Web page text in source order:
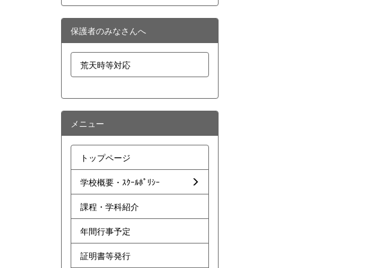
保護者のみなさんへ
荒天時等対応
メニュー
トップページ
学校概要・ｽｸｰﾙﾎﾟﾘｼｰ
課程・学科紹介
年間行事予定
証明書等発行